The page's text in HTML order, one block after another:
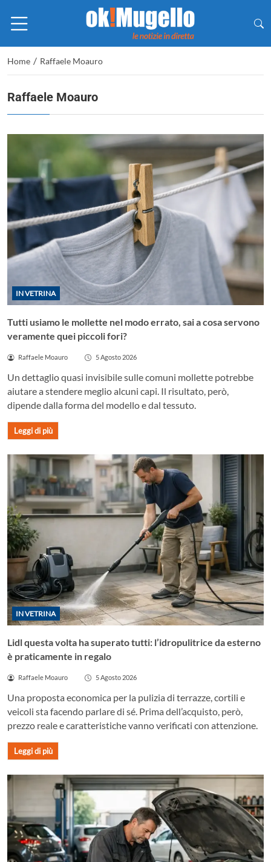
Home / Raffaele Moauro
Raffaele Moauro
IN VETRINA
Tutti usiamo le mollette nel modo errato, sai a cosa servono
veramente quei piccoli fori?
Raffaele Moauro 5 Agosto 2026
Un dettaglio quasi invisibile sulle comuni mollette potrebbe
aiutare a stendere meglio alcuni capi. Il risultato, però,
dipende dalla forma del modello e dal tessuto.
Leggi di più
IN VETRINA
Lidl questa volta ha superato tutti: l’idropulitrice da esterno
è praticamente in regalo
Raffaele Moauro 5 Agosto 2026
Una proposta economica per la pulizia di terrazze, cortili e
veicoli sta facendo parlare di sé. Prima dell’acquisto, però,
prezzo reale e caratteristiche vanno verificati con attenzione.
Leggi di più